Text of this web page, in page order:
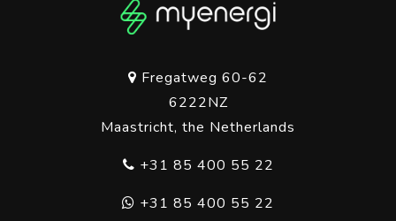
Fregatweg 60-62
6222NZ
Maastricht, the Netherlands
+31 85 400 55 22
+31 85 400 55 22